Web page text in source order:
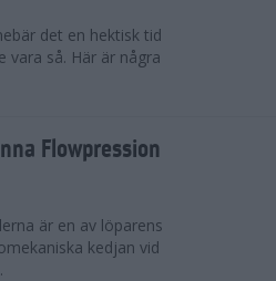
det en hektisk tid
så. Här är några
Flowpression
är en av löparens
kedjan vid